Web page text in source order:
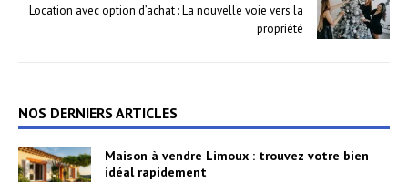
Location avec option d’achat : La nouvelle voie vers la
propriété
NOS DERNIERS ARTICLES
Maison à vendre Limoux : trouvez votre bien
idéal rapidement